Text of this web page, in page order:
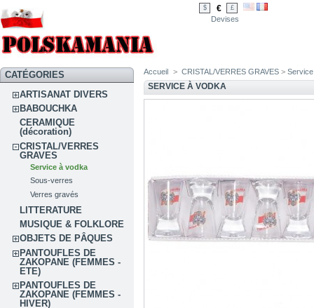
$ € £
Devises
CATÉGORIES
ARTISANAT DIVERS
BABOUCHKA
CERAMIQUE
(décoration)
CRISTAL/VERRES
GRAVES
Service à vodka
Sous-verres
Verres gravés
LITTERATURE
MUSIQUE & FOLKLORE
OBJETS DE PÂQUES
PANTOUFLES DE
ZAKOPANE (FEMMES -
ETE)
PANTOUFLES DE
ZAKOPANE (FEMMES -
HIVER)
Accueil > CRISTAL/VERRES GRAVES >
SERVICE À VODKA